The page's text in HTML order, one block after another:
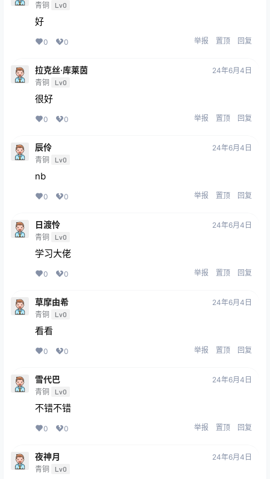
青铜 Lv0
好
0 0 举报 置顶 回复
拉克丝·库莱茵
青铜 Lv0
24年6月4日
很好
0 0 举报 置顶 回复
辰伶
青铜 Lv0
24年6月4日
nb
0 0 举报 置顶 回复
日渡怜
青铜 Lv0
24年6月4日
学习大佬
0 0 举报 置顶 回复
草摩由希
青铜 Lv0
24年6月4日
看看
0 0 举报 置顶 回复
雪代巴
青铜 Lv0
24年6月4日
不错不错
0 0 举报 置顶 回复
夜神月
青铜 Lv0
24年6月4日